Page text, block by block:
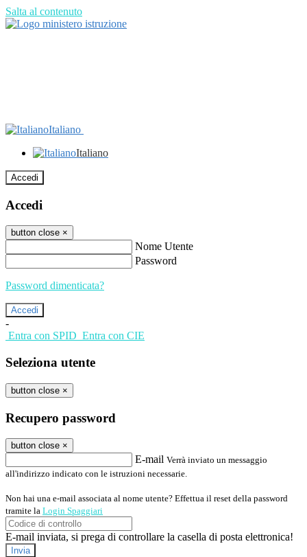
Salta al contenuto
Italiano
Italiano
Accedi
Accedi
button close ×
Nome Utente
Password
Password dimenticata?
-
Entra con SPID Entra con CIE
Seleziona utente
button close ×
Recupero password
button close ×
E-mail Verrà inviato un messaggio
all'indirizzo indicato con le istruzioni necessarie.
Non hai una e-mail associata al nome utente? Effettua il reset della password
tramite la Login Spaggiari
E-mail inviata, si prega di controllare la casella di posta elettronica!